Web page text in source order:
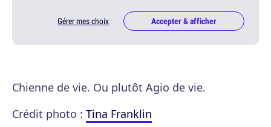
Gérer mes choix Accepter & afficher
Chienne de vie. Ou plutôt Agio de vie.
Crédit photo : Tina Franklin